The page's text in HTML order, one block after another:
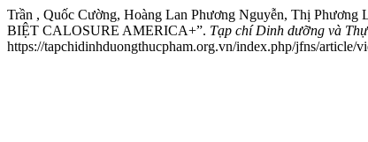
Trần , Quốc Cường, Hoàng Lan Phương Nguyễn, Thị
BIỆT CALOSURE AMERICA+”. Tạp chí Dinh dưỡng và
https://tapchidinhduongthucpham.org.vn/index.php/jfns/article/